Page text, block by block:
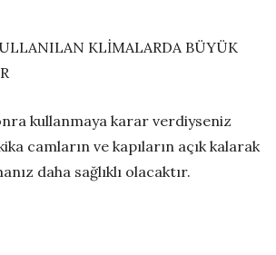
KLİMALARDA BÜYÜK
kullanmaya karar verdiyseniz
camların ve kapıların açık kalarak
daha sağlıklı olacaktır.